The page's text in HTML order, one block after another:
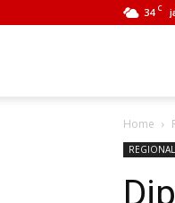
34 C
Home
REGIONAL